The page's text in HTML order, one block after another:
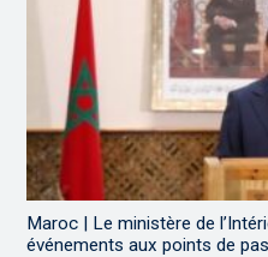
Maroc | Le ministère de
événements aux points de